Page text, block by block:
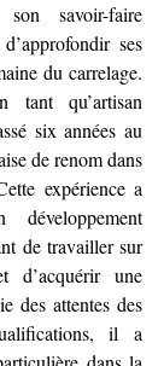
savoir-faire
ses
du carrelage.
qu’artisan
six années au
de renom dans
expérience a
de travailler sur
d’acquérir une
des attentes des
il a